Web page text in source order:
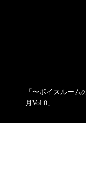
「〜ボイスルーム
月Vol.0」